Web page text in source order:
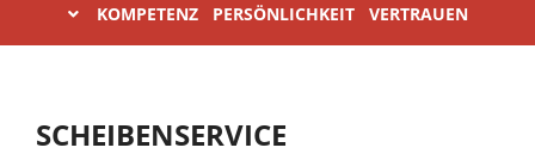
KOMPETENZ PERSÖNLICHKEIT VERTRAUEN
SCHEIBENSERVICE